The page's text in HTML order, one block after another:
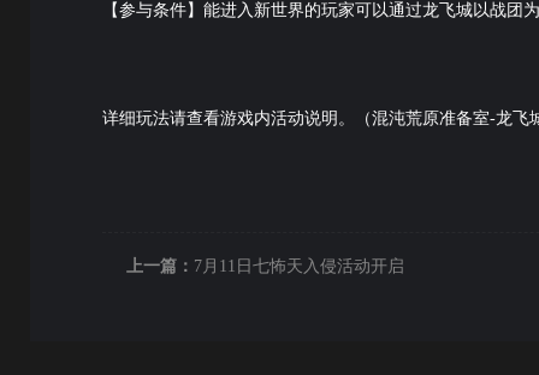
【参与条件】能进入新世界的玩家可以通过龙飞城以战团
详细玩法请查看游戏内活动说明。（混沌荒原准备室-龙飞
上一篇： 7月11日七怖天入侵活动开启